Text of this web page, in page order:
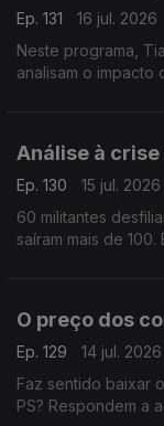
Ep. 131
16 jul. 2026
Neste programa,
analisam o impacto
Análise à crise
Ep. 130
15 jul. 2026
60 militantes
saíram mais de
O preço dos
Ep. 129
14 jul. 2026
Faz sentido baixar
PS? Respondem a